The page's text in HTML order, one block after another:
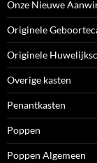
Onze Nieuwe
Originele
Originele
Overige kasten
Penantkasten
Poppen
Poppen Algemeen